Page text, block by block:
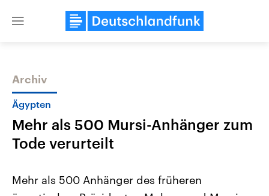
Close
Themen
Archiv
Ägypten
Mehr als 500 Mursi-Anhänger zum
Tode verurteilt
Mehr als 500 Anhänger des früheren